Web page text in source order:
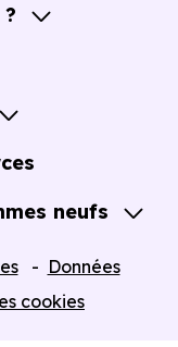
en VEFA
neufs
Données
cookies